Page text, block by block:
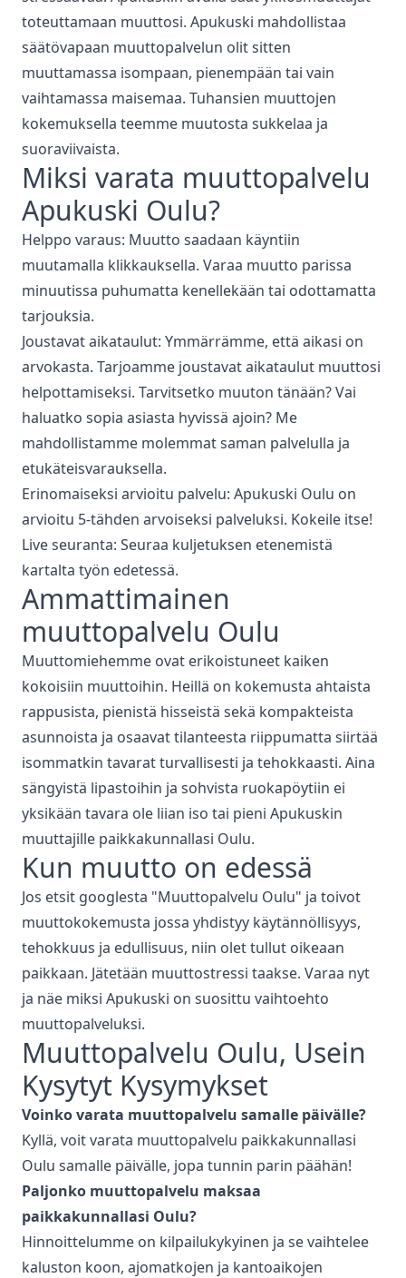
toteuttamaan muuttosi. Apukuski mahdollistaa
säätövapaan muuttopalvelun olit sitten
muuttamassa isompaan, pienempään tai vain
vaihtamassa maisemaa. Tuhansien muuttojen
kokemuksella teemme muutosta sukkelaa ja
suoraviivaista.
Miksi varata muuttopalvelu
Apukuski Oulu?
Helppo varaus: Muutto saadaan käyntiin
muutamalla klikkauksella. Varaa muutto parissa
minuutissa puhumatta kenellekään tai odottamatta
tarjouksia.
Joustavat aikataulut: Ymmärrämme, että aikasi on
arvokasta. Tarjoamme joustavat aikataulut muuttosi
helpottamiseksi. Tarvitsetko muuton tänään? Vai
haluatko sopia asiasta hyvissä ajoin? Me
mahdollistamme molemmat saman palvelulla ja
etukäteisvarauksella.
Erinomaiseksi arvioitu palvelu: Apukuski Oulu on
arvioitu 5-tähden arvoiseksi palveluksi. Kokeile itse!
Live seuranta: Seuraa kuljetuksen etenemistä
kartalta työn edetessä.
Ammattimainen
muuttopalvelu Oulu
Muuttomiehemme ovat erikoistuneet kaiken
kokoisiin muuttoihin. Heillä on kokemusta ahtaista
rappusista, pienistä hisseistä sekä kompakteista
asunnoista ja osaavat tilanteesta riippumatta siirtää
isommatkin tavarat turvallisesti ja tehokkaasti. Aina
sängyistä lipastoihin ja sohvista ruokapöytiin ei
yksikään tavara ole liian iso tai pieni Apukuskin
muuttajille paikkakunnallasi Oulu.
Kun muutto on edessä
Jos etsit googlesta "Muuttopalvelu Oulu" ja toivot
muuttokokemusta jossa yhdistyy käytännöllisyys,
tehokkuus ja edullisuus, niin olet tullut oikeaan
paikkaan. Jätetään muuttostressi taakse. Varaa nyt
ja näe miksi Apukuski on suosittu vaihtoehto
muuttopalveluksi.
Muuttopalvelu Oulu, Usein
Kysytyt Kysymykset
Voinko varata muuttopalvelu samalle päivälle?
Kyllä, voit varata muuttopalvelu paikkakunnallasi
Oulu samalle päivälle, jopa tunnin parin päähän!
Paljonko muuttopalvelu maksaa
paikkakunnallasi Oulu?
Hinnoittelumme on kilpailukykyinen ja se vaihtelee
kaluston koon, ajomatkojen ja kantoaikojen